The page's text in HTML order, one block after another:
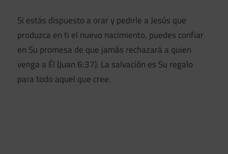
Si estás dispuesto a orar y pedirle a Jesús que
produzca en ti el nuevo nacimiento, puedes confiar
en Su promesa de que jamás rechazará a quien
venga a Él (Juan 6:37). La salvación es Su regalo
para todo aquel que cree.